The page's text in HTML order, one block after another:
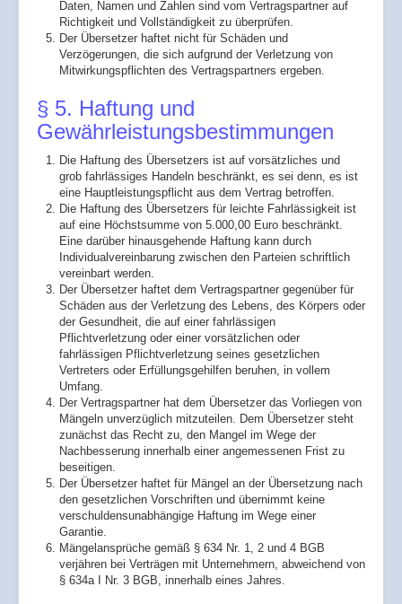
Daten, Namen und Zahlen sind vom Vertragspartner auf
Richtigkeit und Vollständigkeit zu überprüfen.
Der Übersetzer haftet nicht für Schäden und
Verzögerungen, die sich aufgrund der Verletzung von
Mitwirkungspflichten des Vertragspartners ergeben.
§ 5. Haftung und
Gewährleistungsbestimmungen
Die Haftung des Übersetzers ist auf vorsätzliches und
grob fahrlässiges Handeln beschränkt, es sei denn, es ist
eine Hauptleistungspflicht aus dem Vertrag betroffen.
Die Haftung des Übersetzers für leichte Fahrlässigkeit ist
auf eine Höchstsumme von 5.000,00 Euro beschränkt.
Eine darüber hinausgehende Haftung kann durch
Individualvereinbarung zwischen den Parteien schriftlich
vereinbart werden.
Der Übersetzer haftet dem Vertragspartner gegenüber für
Schäden aus der Verletzung des Lebens, des Körpers oder
der Gesundheit, die auf einer fahrlässigen
Pflichtverletzung oder einer vorsätzlichen oder
fahrlässigen Pflichtverletzung seines gesetzlichen
Vertreters oder Erfüllungsgehilfen beruhen, in vollem
Umfang.
Der Vertragspartner hat dem Übersetzer das Vorliegen von
Mängeln unverzüglich mitzuteilen. Dem Übersetzer steht
zunächst das Recht zu, den Mangel im Wege der
Nachbesserung innerhalb einer angemessenen Frist zu
beseitigen.
Der Übersetzer haftet für Mängel an der Übersetzung nach
den gesetzlichen Vorschriften und übernimmt keine
verschuldensunabhängige Haftung im Wege einer
Garantie.
Mängelansprüche gemäß § 634 Nr. 1, 2 und 4 BGB
verjähren bei Verträgen mit Unternehmern, abweichend von
§ 634a I Nr. 3 BGB, innerhalb eines Jahres.